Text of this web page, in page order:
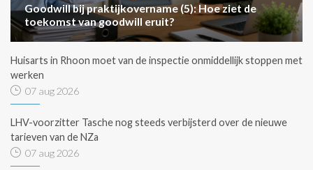
Goodwill bij praktijkovername (5): Hoe ziet de
toekomst van goodwill eruit?
Huisarts in Rhoon moet van de inspectie onmiddellijk stoppen met
werken
07 aug 2026
LHV-voorzitter Tasche nog steeds verbijsterd over de nieuwe
tarieven van de NZa
07 aug 2026